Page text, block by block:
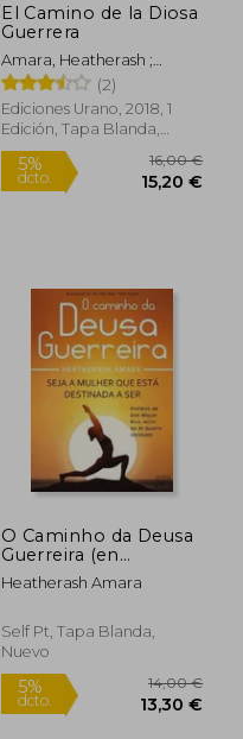
El Camino de la Diosa
Guerrera
Amara, Heatherash ;
Martai Paerez, Nauria
(2)
Ediciones Urano, 2018, 1
Edición, Tapa Blanda,
Nuevo
5%
dcto.
O Caminho da Deusa
Guerreira (en
Portugués)
Heatherash Amara
Self Pt, Tapa Blanda,
Nuevo